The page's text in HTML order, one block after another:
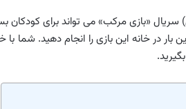
«بازی مرکب» می تواند برای کودکان
بار در خانه این بازی را انجام دهید. شما